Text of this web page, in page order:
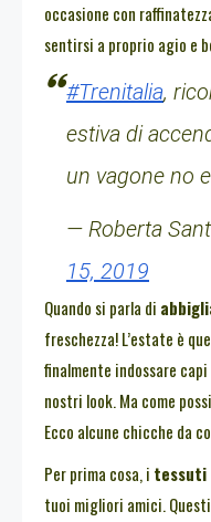
occasione con
sentirsi a proprio agio e
#Trenitalia,
estiva di
un vagone no
— Roberta
15, 2019
Quando si parla di
freschezza! L’estate è
finalmente indossare
nostri look. Ma come
Ecco alcune chicche da
Per prima cosa, i tessuti
tuoi migliori amici.